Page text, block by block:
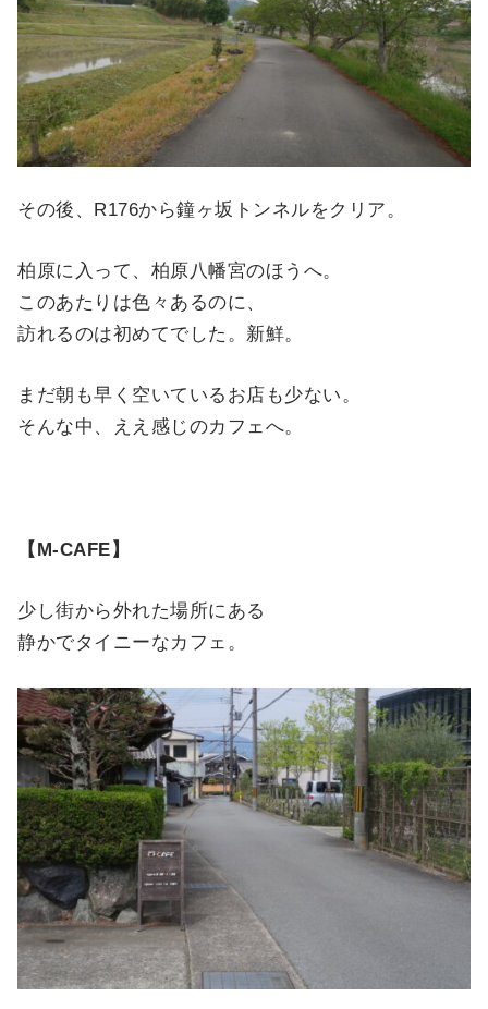
その後、R176から鐘ヶ坂トンネルをクリア。
柏原に入って、柏原八幡宮のほうへ。
このあたりは色々あるのに、
訪れるのは初めてでした。新鮮。
まだ朝も早く空いているお店も少ない。
そんな中、ええ感じのカフェへ。
【M-CAFE】
少し街から外れた場所にある
静かでタイニーなカフェ。